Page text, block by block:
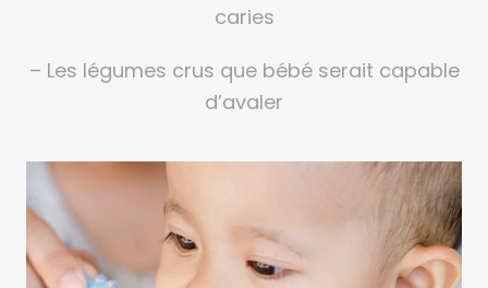
caries
– Les légumes crus que bébé serait capable
d’avaler